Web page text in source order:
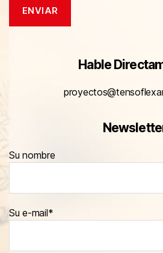
Hable
Su nombre
Su e-mail*